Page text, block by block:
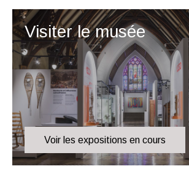
Visiter le musée
Voir les expositions en cours